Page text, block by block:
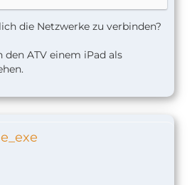
die Netzwerke zu verbinden?
ATV einem iPad als